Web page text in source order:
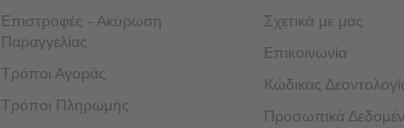
Επιστροφές - Ακύρωση
Παραγγελίας
Τρόποι Αγοράς
Τρόποι Πληρωμής
Σχετικά με μας
Επικοινωνία
Κώδικας
Προσωπικά